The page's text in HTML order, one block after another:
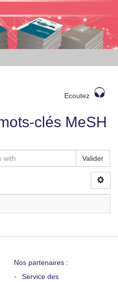
Ecoutez
clés MeSH
Valider
Nos partenaires :
Service des